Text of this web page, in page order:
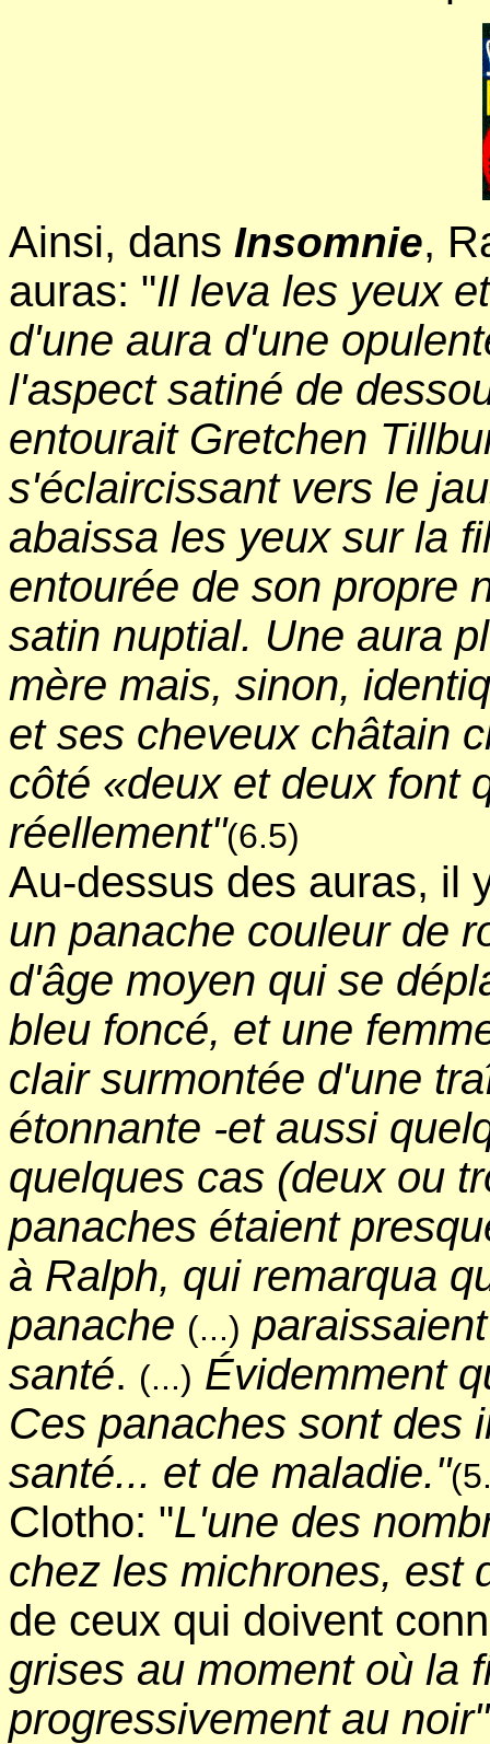
Ainsi, dans Insomnie,
auras: "Il leva les yeux
d'une aura d'une
l'aspect satiné de
entourait Gretchen
s'éclaircissant vers le
abaissa les yeux sur la
entourée de son propre
satin nuptial. Une aura
mère mais, sinon,
et ses cheveux châtain
côté «deux et deux font
réellement"(6.5)
Au-dessus des auras, il
un panache couleur de
d'âge moyen qui se
bleu foncé, et une
clair surmontée d'une
étonnante -et aussi
quelques cas (deux ou
panaches étaient
à Ralph, qui remarqua
panache (...)
santé. (...) Évidemment
Ces panaches sont des
santé... et de maladie."
Clotho: "L'une des
chez les michrones, est
de ceux qui doivent
grises au moment où la
progressivement au noir"